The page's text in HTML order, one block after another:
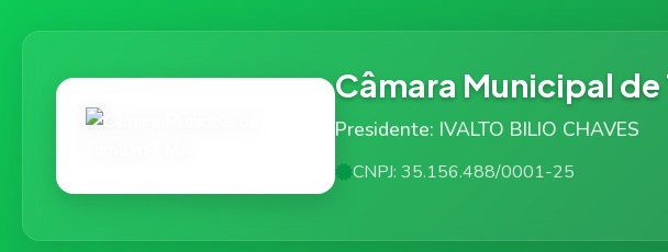
Câmara Municipal
Presidente: IVALTO BILIO CHAVES
CNPJ: 35.156.488/0001-25